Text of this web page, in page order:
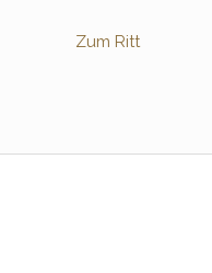
Zum Ritt